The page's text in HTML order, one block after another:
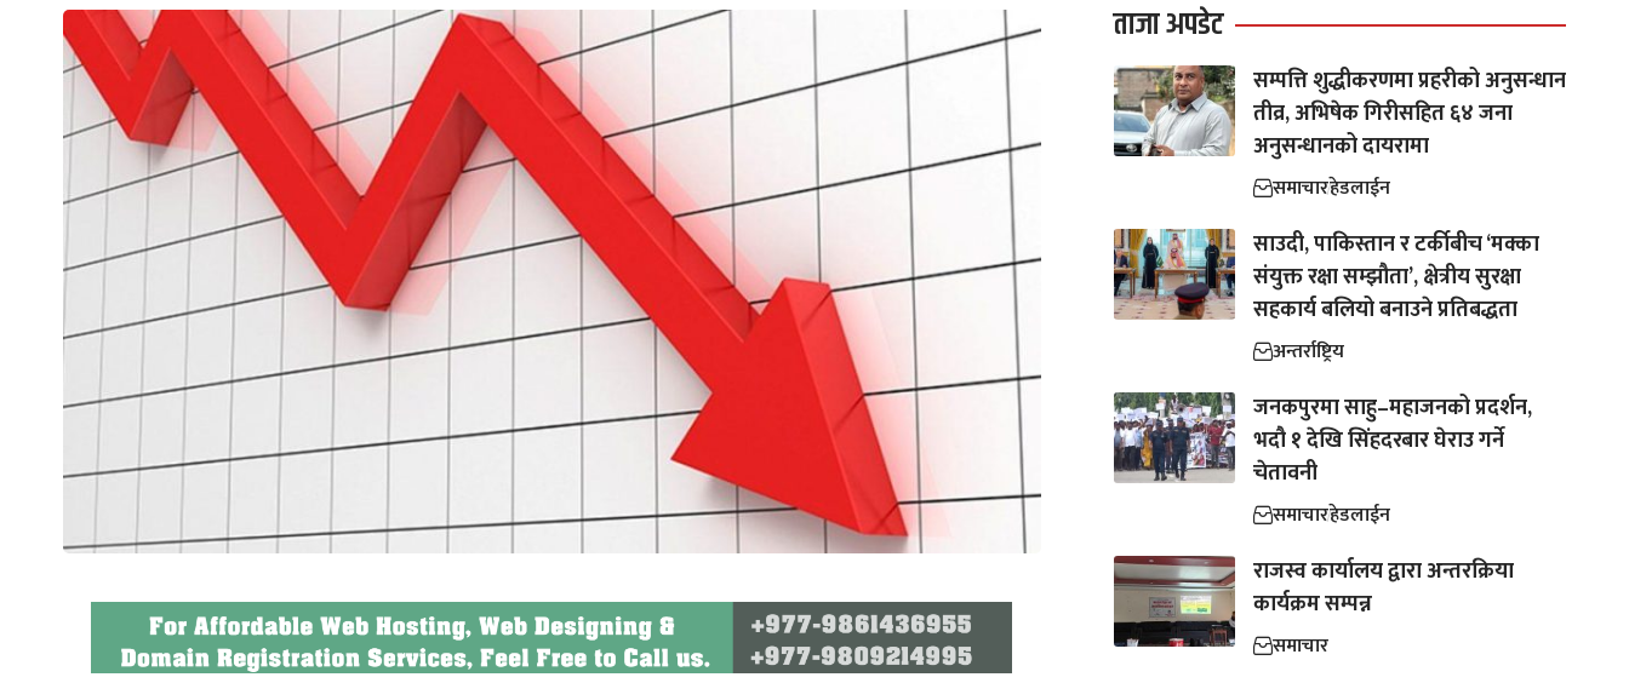
ताजा अपडेट
सम्पत्ति शुद्धीकरणमा प्रहरीको अनुसन्धान
तीव्र, अभिषेक गिरीसहित ६४ जना
अनुसन्धानको दायरामा
समाचारहेडलाईन
साउदी, पाकिस्तान र टर्कीबीच ‘मक्का
संयुक्त रक्षा सम्झौता’, क्षेत्रीय सुरक्षा
सहकार्य बलियो बनाउने प्रतिबद्धता
अन्तर्राष्ट्रिय
जनकपुरमा साहु–महाजनको प्रदर्शन,
भदौ १ देखि सिंहदरबार घेराउ गर्ने
चेतावनी
समाचारहेडलाईन
राजस्व कार्यालय द्वारा अन्तरक्रिया
कार्यक्रम सम्पन्न
समाचार